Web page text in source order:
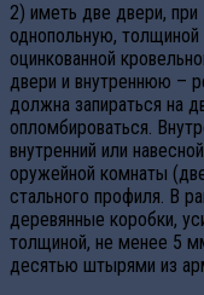
2) иметь две двери,
однопольную,
оцинкованной
двери и внутреннюю –
должна запираться на
опломбироваться.
внутренний или
оружейной комнаты
стального профиля. В
деревянные коробки,
толщиной, не менее 5
десятью штырями из